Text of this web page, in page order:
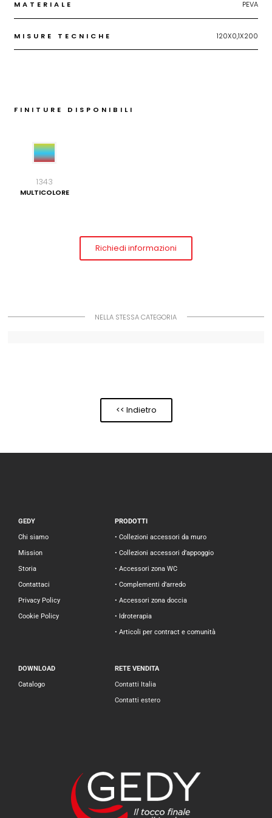
MATERIALE PEVA
MISURE TECNICHE 120X0,1X200
FINITURE DISPONIBILI
1343
MULTICOLORE
Richiedi informazioni
NELLA STESSA CATEGORIA
<< Indietro
GEDY
Chi siamo
Mission
Storia
Contattaci
Privacy Policy
Cookie Policy
PRODOTTI
• Collezioni accessori da muro
• Collezioni accessori d’appoggio
• Accessori zona WC
• Complementi d’arredo
• Accessori zona doccia
• Idroterapia
• Articoli per contract e comunità
DOWNLOAD
Catalogo
RETE VENDITA
Contatti Italia
Contatti estero